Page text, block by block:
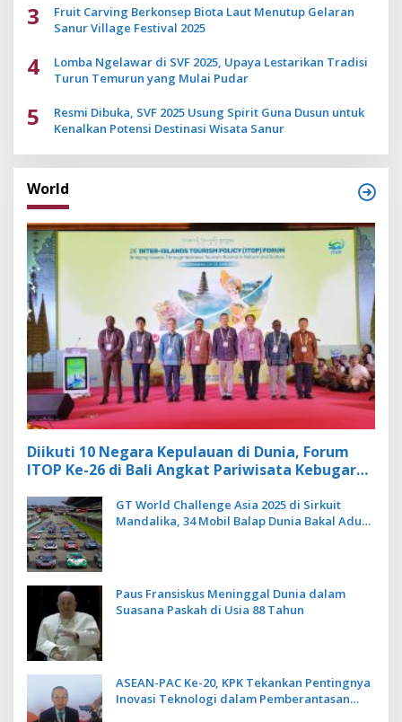
3
Fruit Carving Berkonsep Biota Laut Menutup Gelaran
Sanur Village Festival 2025
4
Lomba Ngelawar di SVF 2025, Upaya Lestarikan Tradisi
Turun Temurun yang Mulai Pudar
5
Resmi Dibuka, SVF 2025 Usung Spirit Guna Dusun untuk
Kenalkan Potensi Destinasi Wisata Sanur
World
Diikuti 10 Negara Kepulauan di Dunia, Forum
ITOP Ke-26 di Bali Angkat Pariwisata Kebugaran
GT World Challenge Asia 2025 di Sirkuit
Mandalika, 34 Mobil Balap Dunia Bakal Adu
Paus Fransiskus Meninggal Dunia dalam
Suasana Paskah di Usia 88 Tahun
ASEAN-PAC Ke-20, KPK Tekankan Pentingnya
Inovasi Teknologi dalam Pemberantasan